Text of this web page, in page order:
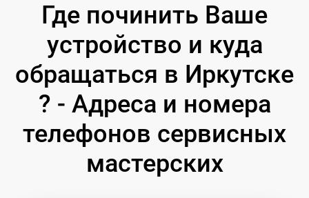
Где починить Ваше
устройство и куда
обращаться в Иркутске
? - Адреса и номера
телефонов сервисных
мастерских